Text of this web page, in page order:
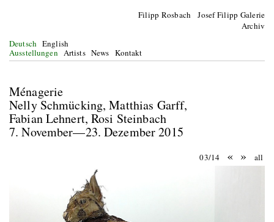
Filipp Rosbach Josef Filipp Galerie
Archiv
Deutsch English
Ausstellungen Artists News Kontakt
Ménagerie
Nelly Schmücking, Matthias Garff,
Fabian Lehnert, Rosi Steinbach
7. November—23. Dezember 2015
03/14 « » all